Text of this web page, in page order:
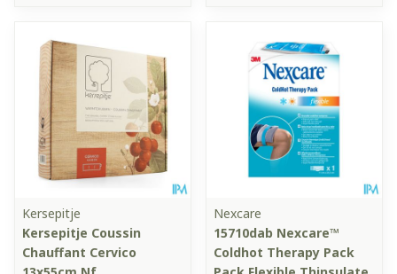
Kersepitje
Kersepitje Coussin
Chauffant Cervico
Nexcare
15710dab Nexcare™
Coldhot Therapy Pack